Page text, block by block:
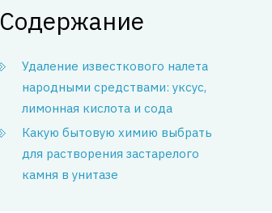
Содержание
Удаление известкового налета
народными средствами: уксус,
лимонная кислота и сода
Какую бытовую химию выбрать
для растворения застарелого
камня в унитазе